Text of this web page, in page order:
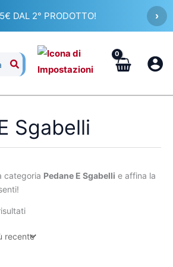
DAL 2° PRODOTTO! ›
Sgabelli
categoria Pedane E Sgabelli e affina la
in
base
recente